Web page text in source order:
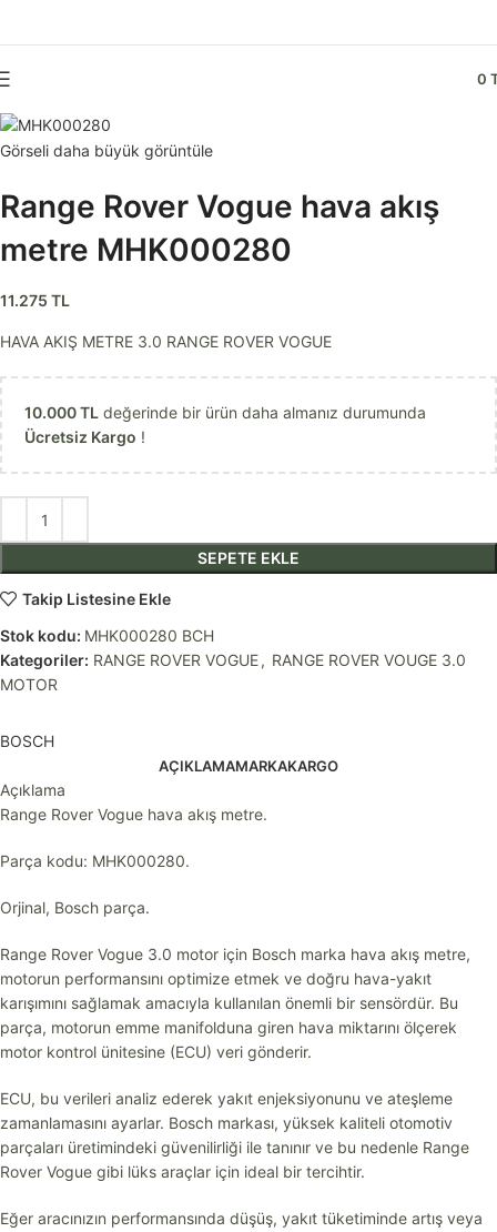
0
Görseli daha büyük görüntüle
Range Rover Vogue hava akış
metre MHK000280
11.275 TL
HAVA AKIŞ METRE 3.0 RANGE ROVER VOGUE
10.000TL değerinde bir ürün daha almanız durumunda
Ücretsiz Kargo !
SEPETE EKLE
Takip Listesine Ekle
Stok kodu: MHK000280 BCH
Kategoriler: RANGE ROVER VOGUE, RANGE ROVER VOUGE 3.0
MOTOR
BOSCH
AÇIKLAMAMARKAKARGO
Açıklama
Range Rover Vogue hava akış metre.
Parça kodu: MHK000280.
Orjinal, Bosch parça.
Range Rover Vogue 3.0 motor için Bosch marka hava akış metre,
motorun performansını optimize etmek ve doğru hava-yakıt
karışımını sağlamak amacıyla kullanılan önemli bir sensördür. Bu
parça, motorun emme manifolduna giren hava miktarını ölçerek
motor kontrol ünitesine (ECU) veri gönderir.
ECU, bu verileri analiz ederek yakıt enjeksiyonunu ve ateşleme
zamanlamasını ayarlar. Bosch markası, yüksek kaliteli otomotiv
parçaları üretimindeki güvenilirliği ile tanınır ve bu nedenle Range
Rover Vogue gibi lüks araçlar için ideal bir tercihtir.
Eğer aracınızın performansında düşüş, yakıt tüketiminde artış veya